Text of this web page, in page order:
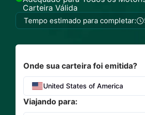
Carteira Válida
Tempo estimado para completar:
Onde sua carteira foi emitida?
United States of America
Viajando para: